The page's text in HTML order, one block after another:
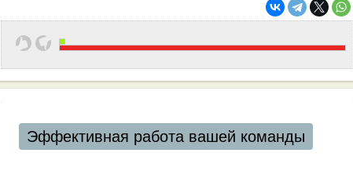
Эффективная работа вашей команды